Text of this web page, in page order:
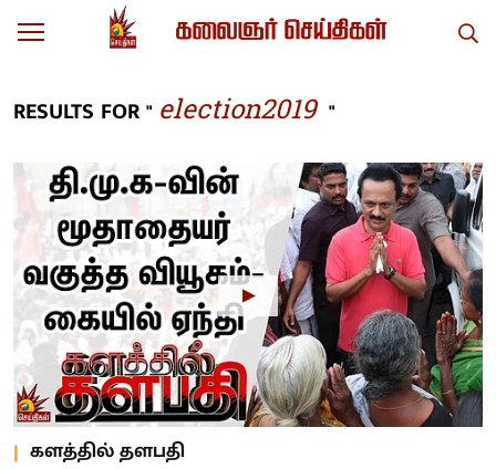
RESULTS FOR " election2019 "
களத்தில் தளபதி